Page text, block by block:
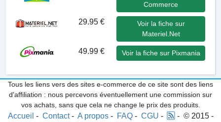
Commerce
29.95 €
Voir la fiche sur
Materiel.Net
49.99 € Voir la fiche sur Pixmania
Tous les liens vers des sites e-commerce de ce site sont des liens
d'affiliation : nous percevons éventuellement une commission sur
vos achats, sans que cela ne change le prix des produits.
Accueil - Contact- A propos- FAQ- CGU - - © 2015 -